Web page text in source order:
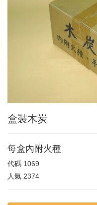
盒裝木炭
每盒內附火種
代碼 1069
人氣 2374